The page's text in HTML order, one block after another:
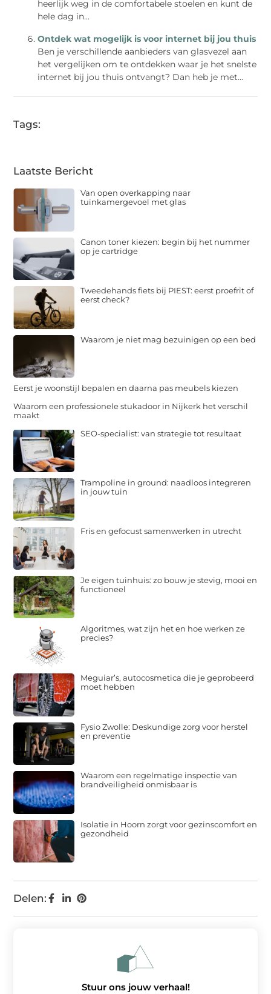
heerlijk weg in de comfortabele stoelen en kunt de
hele dag in...
Ontdek wat mogelijk is voor internet bij jou thuis
Ben je verschillende aanbieders van glasvezel aan
het vergelijken om te ontdekken waar je het snelste
internet bij jou thuis ontvangt? Dan heb je met...
Tags:
Delen:
Laatste Bericht
Van open overkapping naar
tuinkamergevoel met glas
Canon toner kiezen: begin bij het nummer
op je cartridge
Tweedehands fiets bij PIEST: eerst proefrit of
eerst check?
Waarom je niet mag bezuinigen op een bed
Eerst je woonstijl bepalen en daarna pas meubels kiezen
Waarom een professionele stukadoor in Nijkerk het verschil
maakt
SEO-specialist: van strategie tot resultaat
Trampoline in ground: naadloos integreren
in jouw tuin
Fris en gefocust samenwerken in utrecht
Je eigen tuinhuis: zo bouw je stevig, mooi en
functioneel
Algoritmes, wat zijn het en hoe werken ze
precies?
Meguiar’s, autocosmetica die je geprobeerd
moet hebben
Fysio Zwolle: Deskundige zorg voor herstel
en preventie
Waarom een regelmatige inspectie van
brandveiligheid onmisbaar is
Isolatie in Hoorn zorgt voor gezinscomfort en
gezondheid
Stuur ons jouw verhaal!